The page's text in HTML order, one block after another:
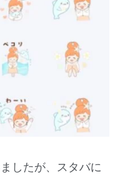
したが、スタバに